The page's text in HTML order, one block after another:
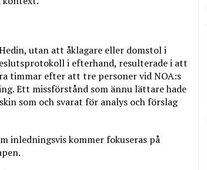
utan att åklagare eller domstol i
i efterhand, resulterade i att
timmar efter att tre personer vid NOA:s
Ett missförstånd som ännu lättare hade
som och svarat för analys och förslag
inledningsvis kommer fokuseras på